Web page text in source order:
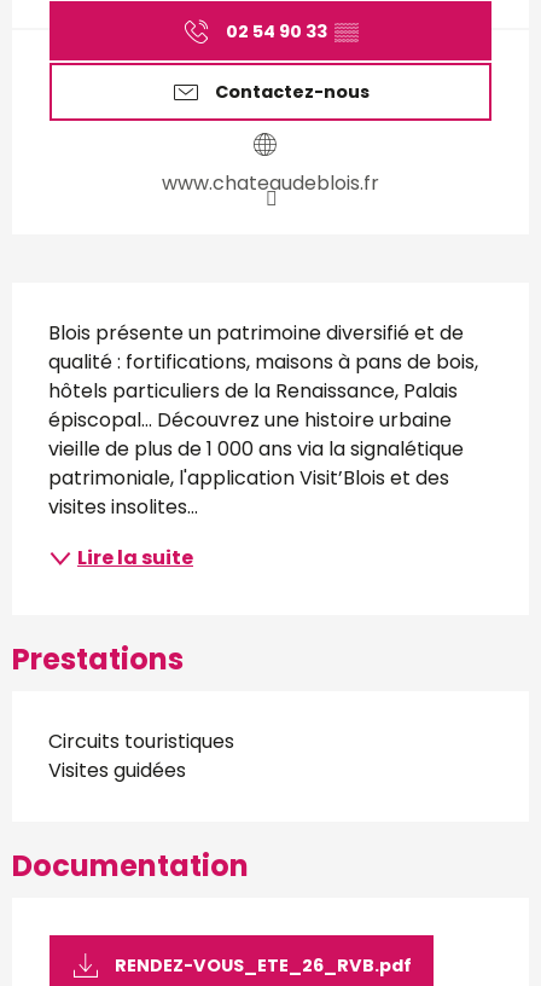
02 54 90 33 ▒▒
Contactez-nous
www.chateaudeblois.fr
Description
Blois présente un patrimoine diversifié et de
qualité : fortifications, maisons à pans de bois,
hôtels particuliers de la Renaissance, Palais
épiscopal… Découvrez une histoire urbaine
vieille de plus de 1 000 ans via la signalétique
patrimoniale, l'application Visit’Blois et des
visites insolites...
Lire la suite
Prestations
Circuits touristiques
Visites guidées
Documentation
RENDEZ-VOUS_ETE_26_RVB.pdf